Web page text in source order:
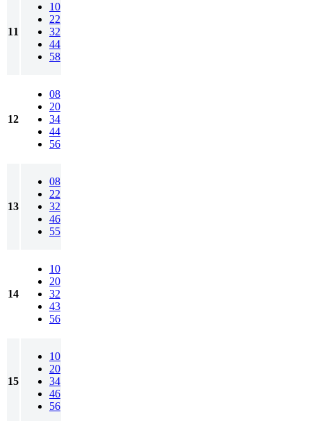
11
10
22
32
44
58
12
08
20
34
44
56
13
08
22
32
46
55
14
10
20
32
43
56
15
10
20
34
46
56